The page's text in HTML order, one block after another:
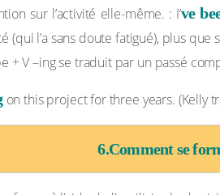
sur l’activité elle-même. : I’ve
(qui l’a sans doute fatigué), plus
+ V –ing se traduit par un passé
on this project for three years. (Kelly
6.Comment se